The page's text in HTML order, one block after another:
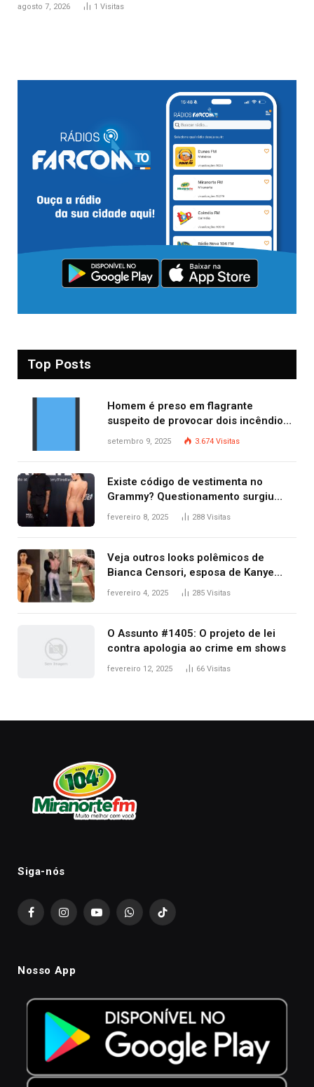
agosto 7, 2026 1 Visitas
Top Posts
Homem é preso em flagrante
suspeito de provocar dois incêndios
criminosos no mesmo dia
setembro 9, 2025 3.674 Visitas
Existe código de vestimenta no
Grammy? Questionamento surgiu
após Bianca Censori, mulher de
fevereiro 8, 2025 288 Visitas
Veja outros looks polêmicos de
Bianca Censori, esposa de Kanye
West que apareceu nua no Grammy
fevereiro 4, 2025 285 Visitas
O Assunto #1405: O projeto de lei
contra apologia ao crime em shows
fevereiro 12, 2025 66 Visitas
Siga-nós
FacebookInstagramYouTubeWhatsAppTikTok
Nosso App